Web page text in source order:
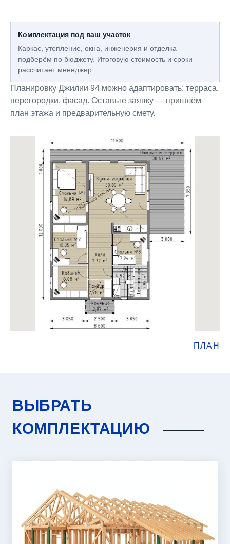
Комплектация под ваш участок
Каркас, утепление, окна, инженерия и отделка —
подберём по бюджету. Итоговую стоимость и сроки
рассчитает менеджер.
Планировку Джилии 94 можно адаптировать: терраса,
перегородки, фасад. Оставьте заявку — пришлём
план этажа и предварительную смету.
ПЛАН
ВЫБРАТЬ
КОМПЛЕКТАЦИЮ